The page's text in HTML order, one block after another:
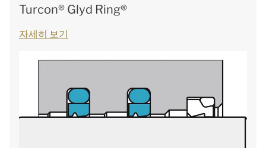
Turcon® Glyd Ring®
자세히 보기